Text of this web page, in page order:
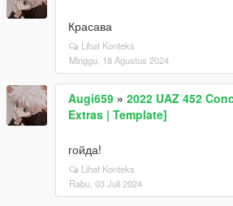
Красава
Lihat Konteks
Minggu, 18 Agustus 2024
Augi659 » 2022 UAZ 452
Extras | Template]
гойда!
Lihat Konteks
Rabu, 03 Juli 2024